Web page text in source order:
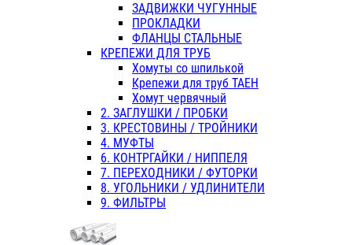
ЗАДВИЖКИ ЧУГУННЫЕ
ПРОКЛАДКИ
ФЛАНЦЫ СТАЛЬНЫЕ
КРЕПЕЖИ ДЛЯ ТРУБ
Хомуты со шпилькой
Крепежи для труб ТАЕН
Хомут червячный
2. ЗАГЛУШКИ / ПРОБКИ
3. КРЕСТОВИНЫ / ТРОЙНИКИ
4. МУФТЫ
6. КОНТРГАЙКИ / НИППЕЛЯ
7. ПЕРЕХОДНИКИ / ФУТОРКИ
8. УГОЛЬНИКИ / УДЛИНИТЕЛИ
9. ФИЛЬТРЫ